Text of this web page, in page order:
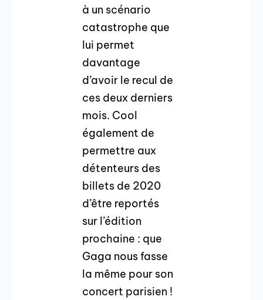
à un scénario
catastrophe que
lui permet
davantage
d’avoir le recul de
ces deux derniers
mois. Cool
également de
permettre aux
détenteurs des
billets de 2020
d’être reportés
sur l’édition
prochaine : que
Gaga nous fasse
la même pour son
concert parisien !